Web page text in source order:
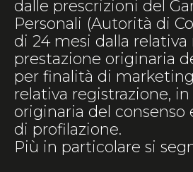
dalle prescrizioni del
Personali (Autorità di
di 24 mesi dalla
prestazione originaria
per finalità di
relativa registrazione,
originaria del consenso
di profilazione.
Più in particolare si